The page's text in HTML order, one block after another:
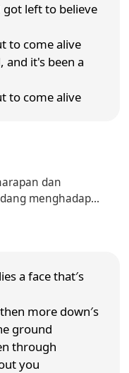
got left to believe
to come alive
and it's been a
to come alive
dan
menghadap...
a face that′s
more down′s
ground
through
you